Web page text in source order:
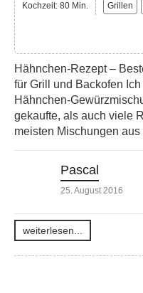
Kochzeit: 80 Min. Grillen
Hähnchen-Rezept –
für Grill und Backofen
Hähnchen-
gekaufte, als auch viele
meisten Mischungen
Pascal
25. August 2016
weiterlesen...